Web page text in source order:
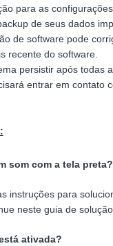
para as
de seus dados
de software pode
recente do software.
persistir após todas
entrar em contato
som com a tela preta?
instruções para
neste guia de
ativada?